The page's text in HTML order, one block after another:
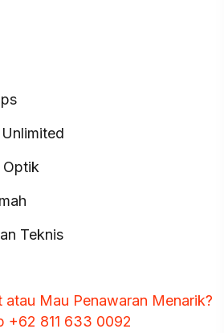
Optik
Teknis
atau Mau Penawaran Menarik?
+62 811 633 0092